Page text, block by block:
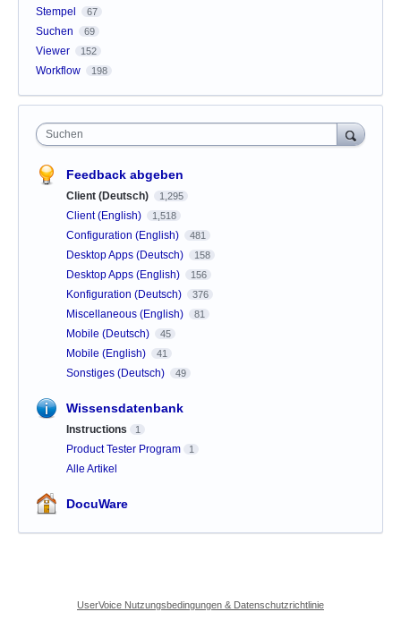
Stempel 67
Suchen 69
Viewer 152
Workflow 198
Suchen
Feedback abgeben
Client (Deutsch) 1,295
Client (English) 1,518
Configuration (English) 481
Desktop Apps (Deutsch) 158
Desktop Apps (English) 156
Konfiguration (Deutsch) 376
Miscellaneous (English) 81
Mobile (Deutsch) 45
Mobile (English) 41
Sonstiges (Deutsch) 49
Wissensdatenbank
Instructions 1
Product Tester Program 1
Alle Artikel
DocuWare
UserVoice Nutzungsbedingungen & Datenschutzrichtlinie